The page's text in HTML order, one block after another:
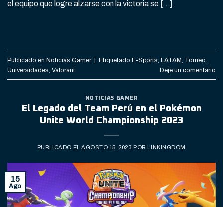
el equipo que logre alzarse con la victoria se […]
Publicado en Noticias Gamer Etiquetado E-Sports, LATAM, Torneo.,
Universidades, Valorant Deje un comentario
NOTICIAS GAMER
El Legado del Team Perú en el Pokémon
Unite World Championship 2023
PUBLICADO ELAGOSTO 15, 2023 POR LINKINGDOM
15
Ago